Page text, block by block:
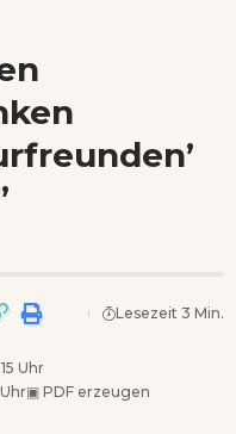
Uhr
▣ PDF erzeugen
Lesezeit 3 Min.